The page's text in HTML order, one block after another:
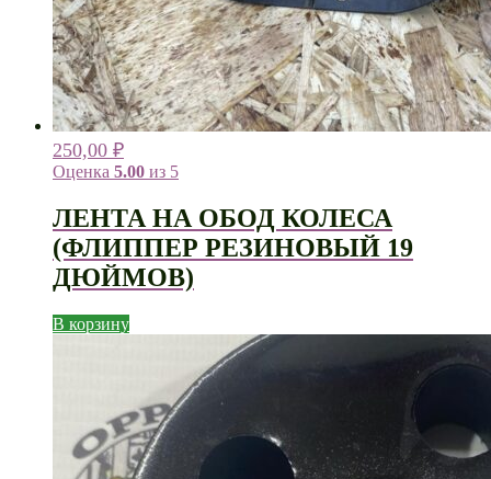
250,00 ₽
Оценка 5.00 из 5
ЛЕНТА НА ОБОД КОЛЕСА
(ФЛИППЕР РЕЗИНОВЫЙ 19
ДЮЙМОВ)
В корзину